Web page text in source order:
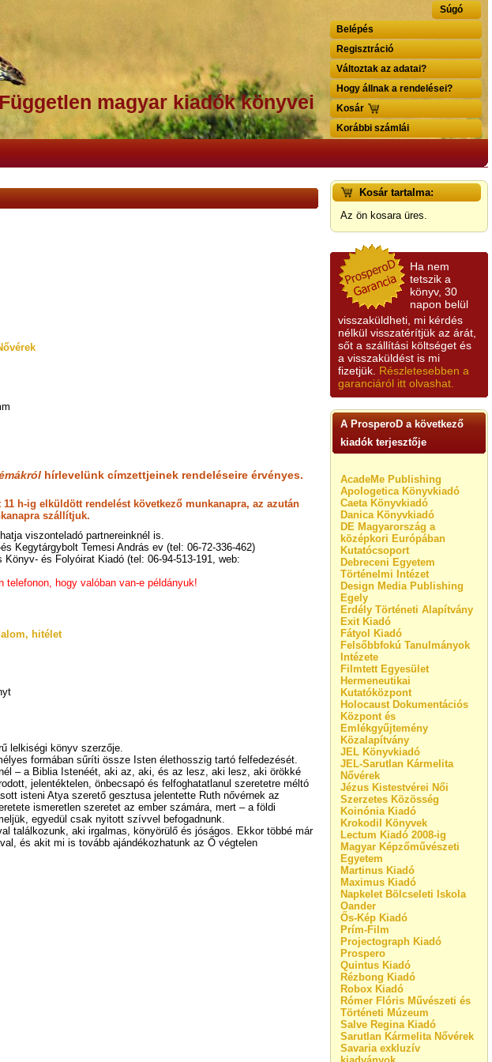
Súgó
Belépés
Regisztráció
Változtak az adatai?
Hogy állnak a rendelései?
Kosár
Korábbi számlái
magyar kiadók könyvei
Kosár tartalma:
Az ön kosara üres.
Ha nem
tetszik a
könyv, 30
napon belül
visszaküldheti, mi kérdés
nélkül visszatérítjük az árát,
sőt a szállítási költséget és
a visszaküldést is mi
fizetjük. Részletesebben a
garanciáról itt olvashat.
A ProsperoD a következő
kiadók terjesztője
AcadeMe Publishing
Apologetica Könyvkiadó
Caeta Könyvkiadó
Danica Könyvkiadó
DE Magyarország a
középkori Európában
Kutatócsoport
Debreceni Egyetem
Történelmi Intézet
Design Media Publishing
Egely
Erdély Történeti Alapítvány
Exit Kiadó
Fátyol Kiadó
Felsőbbfokú Tanulmányok
Intézete
Filmtett Egyesület
Hermeneutikai
Kutatóközpont
Holocaust Dokumentációs
Központ és
Emlékgyűjtemény
Közalapítvány
JEL Könyvkiadó
JEL-Sarutlan Kármelita
Nővérek
Jézus Kistestvérei Női
Szerzetes Közösség
Koinónia Kiadó
Krokodil Könyvek
Lectum Kiadó 2008-ig
Magyar Képzőművészeti
Egyetem
Martinus Kiadó
Maximus Kiadó
Napkelet Bölcseleti Iskola
Oander
Ős-Kép Kiadó
Prím-Film
Projectograph Kiadó
Prospero
Quintus Kiadó
Rézbong Kiadó
Robox Kiadó
Rómer Flóris Művészeti és
Történeti Múzeum
Salve Regina Kiadó
Sarutlan Kármelita Nővérek
Savaria exkluzív
hírlevelünk címzettjeinek rendeléseire érvényes.
11 h-ig elküldött rendelést következő munkanapra, az azután
szállítjuk.
viszonteladó partnereinknél is.
Kegytárgybolt Temesi András ev (tel: 06-72-336-462)
Könyv- és Folyóirat Kiadó (tel: 06-94-513-191, web:
telefonon, hogy valóban van-e példányuk!
hitélet
lelkiségi könyv szerzője.
formában sűríti össze Isten élethosszig tartó felfedezését.
– a Biblia Istenéét, aki az, aki, és az lesz, aki lesz, aki örökké
jelentéktelen, önbecsapó és felfoghatatlanul szeretetre méltó
isteni Atya szerető gesztusa jelentette Ruth nővérnek az
ismeretlen szeretet az ember számára, mert – a földi
egyedül csak nyitott szívvel befogadnunk.
találkozunk, aki irgalmas, könyörülő és jóságos. Ekkor többé már
és akit mi is tovább ajándékozhatunk az Ő végtelen